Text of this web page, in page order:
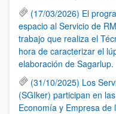
(17/03/2026) El
espacio al Servicio de
trabajo que realiza el
hora de caracterizar el
elaboración de Sagarlup.
(31/10/2025) Los
(SGIker) participan en
Economía y Empresa de